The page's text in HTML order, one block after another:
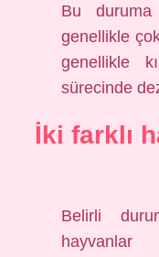
Bu duruma
genellikle
genellikle
sürecinde
İki farklı
Belirli